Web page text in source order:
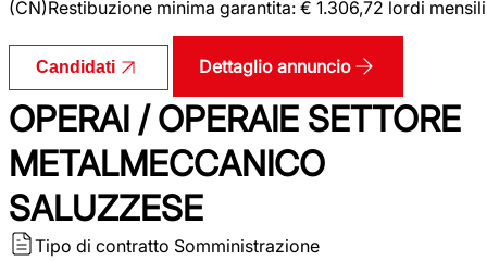
(CN)Restibuzione minima garantita: € 1.306,72 lordi mensili
Candidati Dettaglio annuncio
OPERAI / OPERAIE SETTORE
METALMECCANICO
SALUZZESE
Tipo di contratto Somministrazione